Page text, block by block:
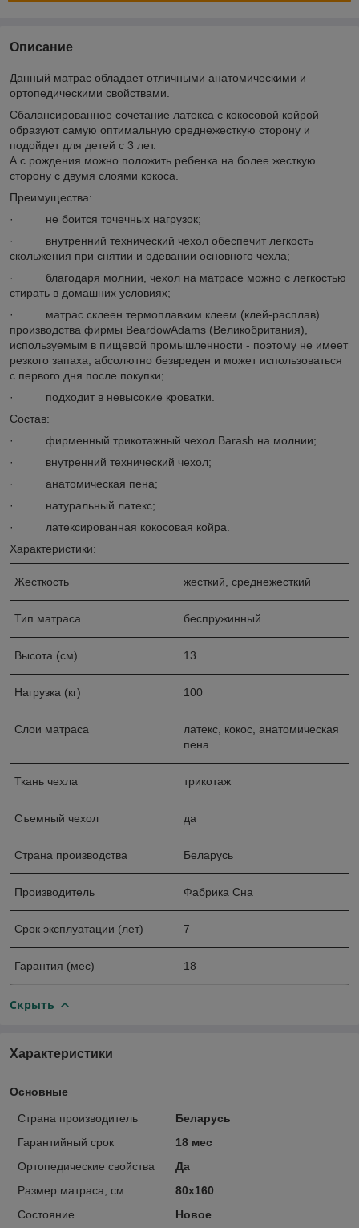
Описание
Данный матрас обладает отличными анатомическими и
ортопедическими свойствами.
Сбалансированное сочетание латекса с кокосовой койрой
образуют самую оптимальную среднежесткую сторону и
подойдет для детей с 3 лет.
А с рождения можно положить ребенка на более жесткую
сторону с двумя слоями кокоса.
Преимущества:
· не боится точечных нагрузок;
· внутренний технический чехол обеспечит легкость
скольжения при снятии и одевании основного чехла;
· благодаря молнии, чехол на матрасе можно с легкостью
стирать в домашних условиях;
· матрас склеен термоплавким клеем (клей-расплав)
производства фирмы BeardowAdams (Великобритания),
используемым в пищевой промышленности - поэтому не имеет
резкого запаха, абсолютно безвреден и может использоваться
с первого дня после покупки;
· подходит в невысокие кроватки.
Состав:
· фирменный трикотажный чехол Barash на молнии;
· внутренний технический чехол;
· анатомическая пена;
· натуральный латекс;
· латексированная кокосовая койра.
Характеристики:
Жесткость жесткий, среднежесткий
Тип матраса беспружинный
Высота (см) 13
Нагрузка (кг) 100
Слои матраса
латекс, кокос, анатомическая
пена
Ткань чехла трикотаж
Съемный чехол да
Страна производства Беларусь
Производитель Фабрика Сна
Срок эксплуатации (лет) 7
Гарантия (мес) 18
Скрыть
Характеристики
Основные
Страна производитель
Беларусь
Гарантийный срок
18 мес
Ортопедические свойства
Да
Размер матраса, см
80х160
Состояние
Новое